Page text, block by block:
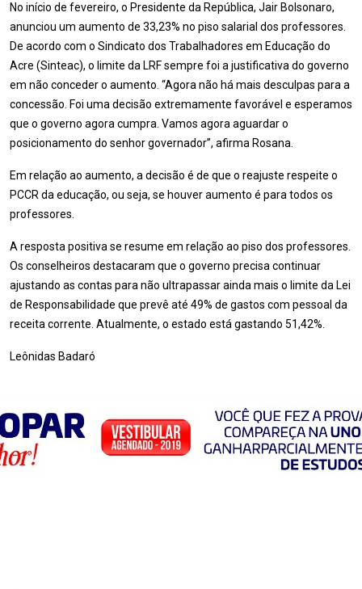
No início de fevereiro, o Presidente da República, Jair Bolsonaro,
anunciou um aumento de 33,23% no piso salarial dos professores.
De acordo com o Sindicato dos Trabalhadores em Educação do
Acre (Sinteac), o limite da LRF sempre foi a justificativa do governo
em não conceder o aumento. “Agora não há mais desculpas para a
concessão. Foi uma decisão extremamente favorável e esperamos
que o governo agora cumpra. Vamos agora aguardar o
posicionamento do senhor governador”, afirma Rosana.
Em relação ao aumento, a decisão é de que o reajuste respeite o
PCCR da educação, ou seja, se houver aumento é para todos os
professores.
A resposta positiva se resume em relação ao piso dos professores.
Os conselheiros destacaram que o governo precisa continuar
ajustando as contas para não ultrapassar ainda mais o limite da Lei
de Responsabilidade que prevê até 49% de gastos com pessoal da
receita corrente. Atualmente, o estado está gastando 51,42%.
Leônidas Badaró